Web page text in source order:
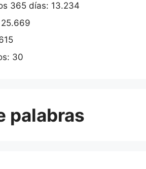
365 días: 13.234
25.669
30
palabras